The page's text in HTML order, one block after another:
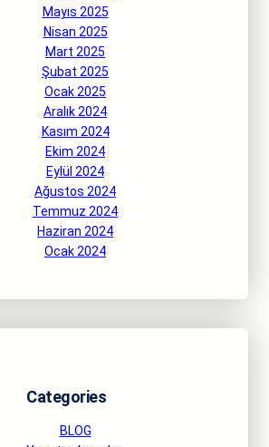
Mayıs 2025
Nisan 2025
Mart 2025
Şubat 2025
Ocak 2025
Aralık 2024
Kasım 2024
Ekim 2024
Eylül 2024
Ağustos 2024
Temmuz 2024
Haziran 2024
Ocak 2024
Categories
BLOG